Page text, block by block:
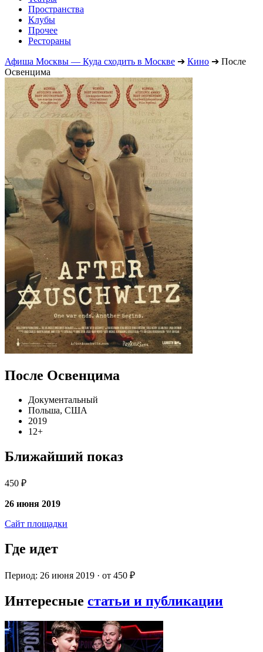
Пространства
Клубы
Прочее
Рестораны
Афиша Москвы — Куда сходить в Москве ➔ Кино ➔ После
Освенцима
После Освенцима
Документальный
Польша, США
2019
12+
Ближайший показ
450 ₽
26 июня 2019
Сайт площадки
Где идет
Период: 26 июня 2019 · от 450 ₽
Интересные статьи и публикации